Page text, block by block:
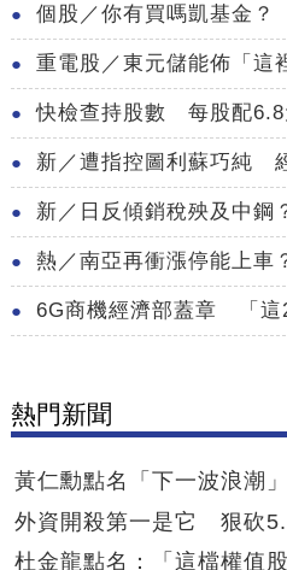
個股／你有買嗎凱基金
重電股／東元儲能佈「
快檢查持股數 每股配6.8
新／遭指控圖利蘇巧純
新／日反傾銷稅殃及中
熱／南亞再衝漲停能上
6G商機經濟部蓋章 「這
熱門新聞
黃仁勳點名「下一波浪潮
外資開殺第一是它 狠砍
杜金龍點名：「這檔權值